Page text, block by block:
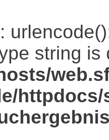
:
string is
httpdocs/